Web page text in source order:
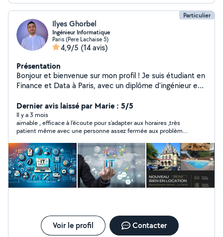
Particulier
Ilyes Ghorbel
Ingénieur Informatique
Paris (Pere Lachaise 5)
4,9/5 (14 avis)
Présentation
Bonjour et bienvenue sur mon profil ! Je suis étudiant en
Finance et Data à Paris, avec un diplôme d'ingénieur en
analytiques, je propose des solutions adaptées pour vos
projets. Services proposés: Informatique & Technologie
: -Installation, dépannage et optimisation de PC. -
Configuration de systèmes d'exploitation (Windows,
Linux, etc.). -Création et maintenance de sites Web.
Expertise Excel et VBA : -Automatisation de tâches et
création de macros. -Optimisation de fichiers Excel
complexes. -Rapports dynamiques et interactifs.
Compétences complémentaires : Logiciels : Power BI,
Pourquoi me choisir ? Double expertise : ingénieur en
informatique et étudiant en finance. Fiable et réactif :
toujours à l'écoute et rapide dans l'exécution. Solutions
Dernier avis laissé par Marie : 5/5
Il y a 3 mois
aimable , efficace à l'écoute pour s'adapter aux horaires ,très
patient même avec une personne assez fermée aux problèmes
Voir le profil Contacter